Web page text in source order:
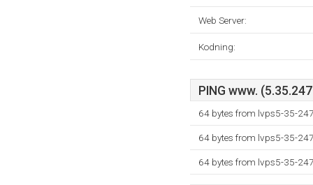
Web Server:
Kodning:
PING www.
64 bytes from lvps5-35-
64 bytes from lvps5-35-
64 bytes from lvps5-35-